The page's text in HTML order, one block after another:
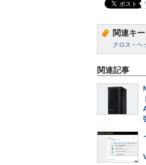
関連キ
クロス・ヘ
関連記事